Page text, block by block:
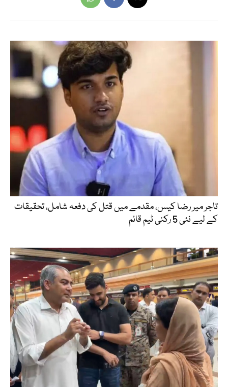
تاجر میر رضا کیس، مقدمے میں قتل کی دفعہ شامل، تحقیقات
کے لیے نئی 5 رکنی ٹیم قائم